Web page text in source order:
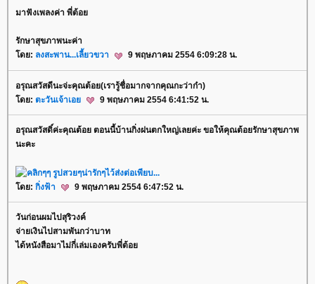
มาฟังเพลงค่า พี่ต้อ
รักษาสุขภาพนะค่า
ดย: ลงสะพาน...เลี้ยวขวา 9 พฤษภาคม 2554 6:09:28 น.
อรุณสวัสดีนะจ่ะคุณต้อย(เรารู้ชื่อมากจากคุณกะว่าก๋า)
ดย: ตะวันเจ้าเอ 9 พฤษภาคม 2554 6:41:52 น.
อรุณสวัสดิ์ค่ะคุณต้อย ตอนนี้บ้านกิ่งฝนตกใหญ่เลยค่ะ ขอให้คุณต้อยรักษาสุขภาพ
นะคะ
ดย: กิ่งฟ้า 9 พฤษภาคม 2554 6:47:52 น.
วันก่อนผมไปสุริวงค์
จ่ายเงินไปสามพันกว่าบาท
ได้หนังสือมาไม่กี่เล่มเองครับพี่ต้อ